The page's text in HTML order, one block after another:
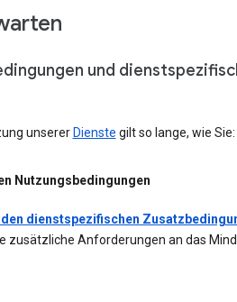
und
unserer Dienste gilt so lange, wie Sie:
Nutzungsbedingungen
dienstspezifischen
zusätzliche Anforderungen an das